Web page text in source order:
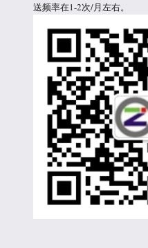
送频率在1-2次/月左右。